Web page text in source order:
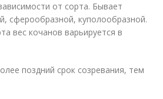
от сорта. Бывает
сферообразной, куполообразной.
вес кочанов варьируется в
поздний срок созревания, тем